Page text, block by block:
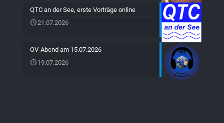
QTC an der See, erste Vorträge online
21.07.2026
OV-Abend am 15.07.2026
19.07.2026